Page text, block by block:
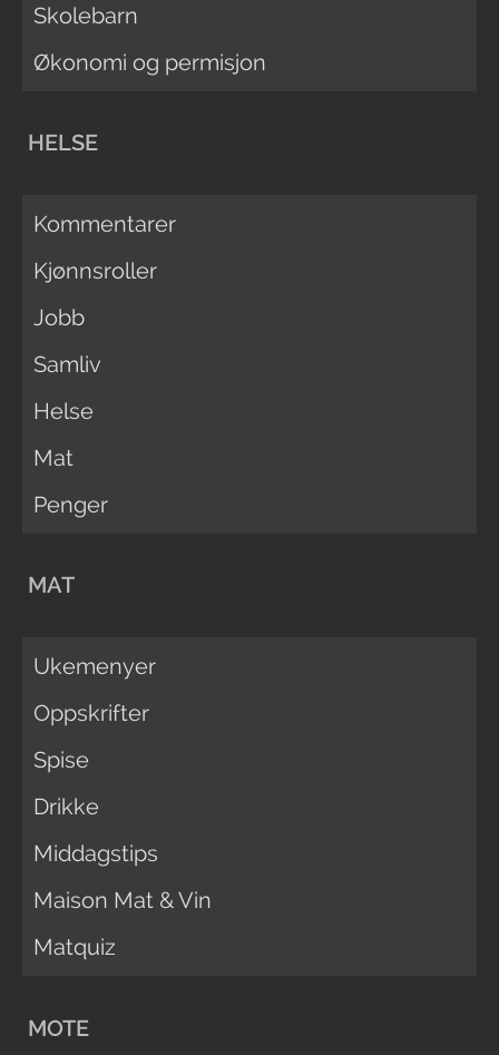
Skolebarn
Økonomi og permisjon
HELSE
Kommentarer
Kjønnsroller
Jobb
Samliv
Helse
Mat
Penger
MAT
Ukemenyer
Oppskrifter
Spise
Drikke
Middagstips
Maison Mat & Vin
Matquiz
MOTE